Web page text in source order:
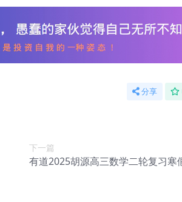
分享
下一篇
有道2025胡源高三数学二轮复习寒